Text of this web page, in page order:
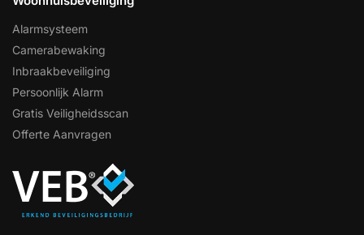
Alarmsysteem
Camerabewaking
Inbraakbeveiliging
Persoonlijk Alarm
Gratis Veiligheidsscan
Offerte Aanvragen